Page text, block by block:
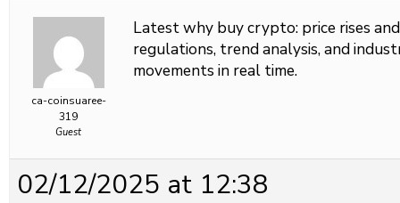
ca-coinsuaree-
319
Guest
Latestwhy buy crypto: price rises
regulations, trend analysis, and
movements in real time.
02/12/2025 at 12:38